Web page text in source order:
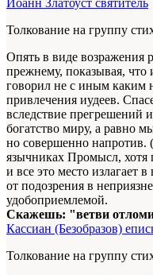
Иоанн Златоуст святитель
Толкование на группу
Опять в виде возражения
прежнему, показывая, что
говорил не с иным каким
привлечения иудеев.
вследствие прегрешений
богатство миру, а равно
но совершенно напротив.
язычниках Промысл,
и все это место излагает
от подозрения в
удобоприемлемой.
Скажешь: "ветви
Кассиан (Безобразов)
Толкование на группу